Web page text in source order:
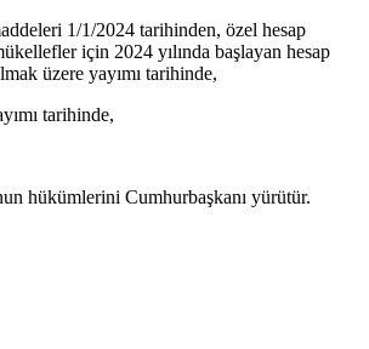
1/1/2024 tarihinden, özel hesap
için 2024 yılında başlayan hesap
üzere yayımı tarihinde,
tarihinde,
hükümlerini Cumhurbaşkanı yürütür.